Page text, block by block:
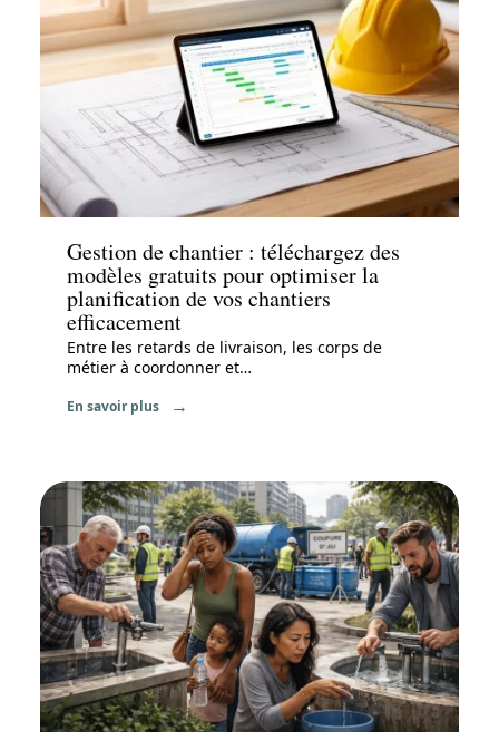
News
Gestion de chantier : téléchargez des
modèles gratuits pour optimiser la
planification de vos chantiers
efficacement
Entre les retards de livraison, les corps de
métier à coordonner et…
En savoir plus
News